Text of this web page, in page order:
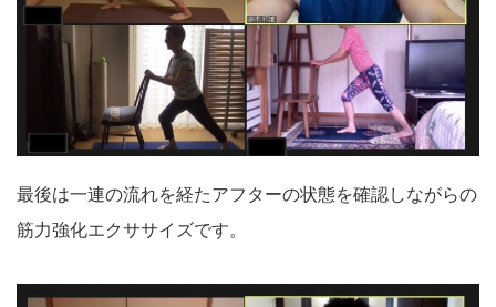
最後は一連の流れを経たアフターの状態を確認しながらの
筋力強化エクササイズです。